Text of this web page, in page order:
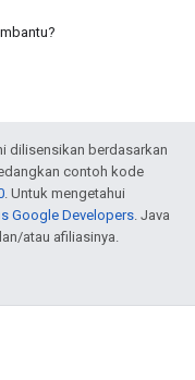
dilisensikan berdasarkan
contoh kode
. Untuk mengetahui
Google Developers. Java
atau afiliasinya.